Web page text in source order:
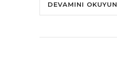
DEVAMINI OKUYUN